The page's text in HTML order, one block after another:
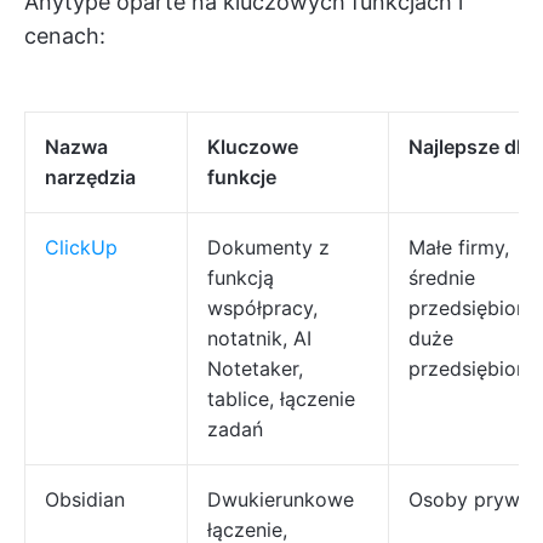
cenach:
Nazwa
narzędzia
Kluczowe
funkcje
Najlepsze dla
ClickUp
Dokumenty z
funkcją
współpracy,
notatnik, AI
Notetaker,
tablice, łączenie
zadań
Małe firmy,
średnie
duże
Obsidian
Dwukierunkowe
łączenie,
Osoby